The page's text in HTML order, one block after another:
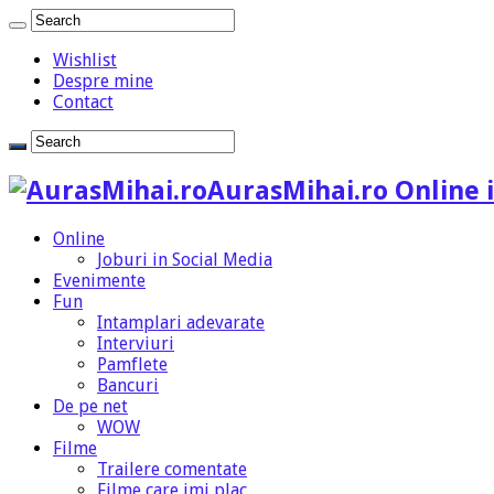
Wishlist
Despre mine
Contact
AurasMihai.ro Online
Online
Joburi in Social Media
Evenimente
Fun
Intamplari adevarate
Interviuri
Pamflete
Bancuri
De pe net
WOW
Filme
Trailere comentate